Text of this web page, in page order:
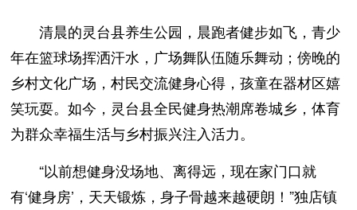
清晨的灵台县养生公园，晨跑者健步如飞，青少
年在篮球场挥洒汗水，广场舞队伍随乐舞动；傍晚的
乡村文化广场，村民交流健身心得，孩童在器材区嬉
笑玩耍。如今，灵台县全民健身热潮席卷城乡，体育
为群众幸福生活与乡村振兴注入活力。
“以前想健身没场地、离得远，现在家门口就
有‘健身房’，天天锻炼，身子骨越来越硬朗！”独店镇